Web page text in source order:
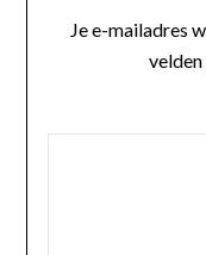
Je e-mailadres